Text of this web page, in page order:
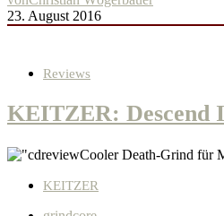
23. August 2016
Reviews
KEITZER: Descend
Cooler Death-Grind für
KEITZER